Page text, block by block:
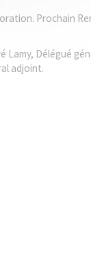
Prochain
Lamy, Délégué
adjoint.